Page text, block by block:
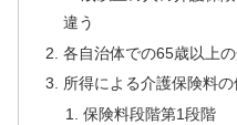
違う
各自治体での65歳以上
所得による介護保険料の
保険料段階第1段階